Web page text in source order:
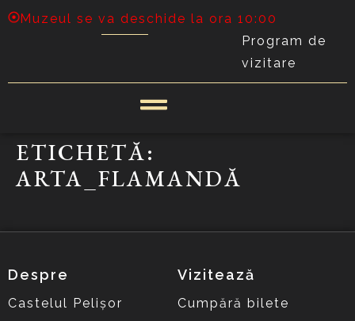
Muzeul se va deschide la ora 10:00
Program de
vizitare
ETICHETĂ:
ARTA_FLAMANDĂ
Despre
Castelul Pelișor
Vizitează
Cumpără bilete